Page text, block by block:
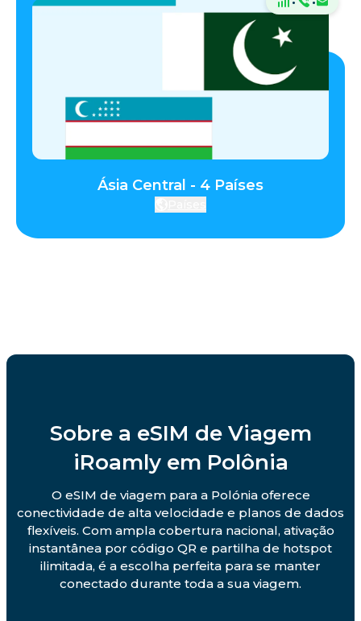
Ásia Central - 4 Países
Sobre a eSIM de Viagem
iRoamly em Polônia
O eSIM de viagem para a Polónia oferece
conectividade de alta velocidade e planos de dados
flexíveis. Com ampla cobertura nacional, ativação
instantânea por código QR e partilha de hotspot
ilimitada, é a escolha perfeita para se manter
conectado durante toda a sua viagem.